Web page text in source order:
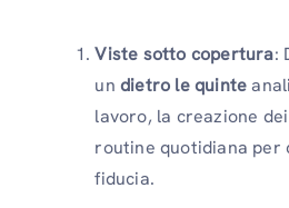
Viste sotto copertura:
un dietro le quinte
lavoro, la creazione
routine quotidiana
fiducia.